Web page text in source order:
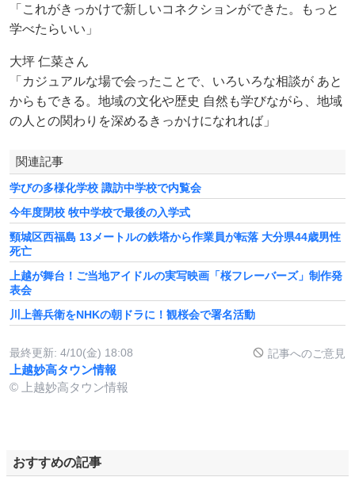
「これがきっかけで新しいコネクションができた。もっと
学べたらいい」
大坪 仁菜さん
「カジュアルな場で会ったことで、いろいろな相談が あと
からもできる。地域の文化や歴史 自然も学びながら、地域
の人との関わりを深めるきっかけになれれば」
関連記事
学びの多様化学校 諏訪中学校で内覧会
今年度閉校 牧中学校で最後の入学式
頸城区西福島 13メートルの鉄塔から作業員が転落 大分県44歳男性
死亡
上越が舞台！ご当地アイドルの実写映画「桜フレーバーズ」制作発
表会
川上善兵衛をNHKの朝ドラに！観桜会で署名活動
最終更新: 4/10(金) 18:08 記事へのご意見
上越妙高タウン情報
© 上越妙高タウン情報
おすすめの記事